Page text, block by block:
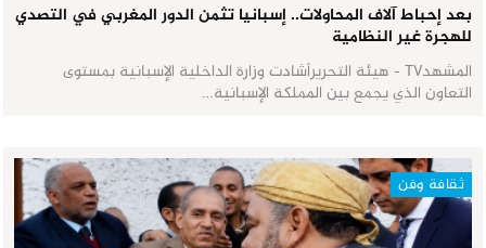
بعد إحباط آلاف المحاولات.. إسبانيا تثمن الدور المغربي في التصدي
للهجرة غير النظامية
المشهدTV - هيئة التحريرأشادت وزارة الداخلية الإسبانية بمستوى
التعاون الذي يجمع بين المملكة الإسبانية…
ثقافة وفن